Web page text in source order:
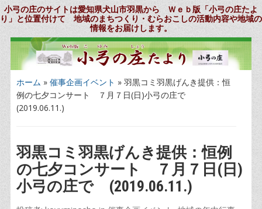
小弓の庄のサイトは愛知県犬山市羽黒から Ｗｅｂ版「小弓の庄たよ
り」と位置付けて 地域のまちつくり・むらおこしの活動内容や地域の
情報をお届けします。
ホーム » 催事企画イベント » 羽黒コミ羽黒げんき提供：恒
例の七夕コンサート ７月７日(日)小弓の庄で
(2019.06.11.)
羽黒コミ羽黒げんき提供：恒例
の七夕コンサート ７月７日(日)
小弓の庄で (2019.06.11.)